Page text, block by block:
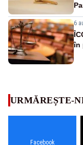
6
în
URMĂREȘTE-
Facebook